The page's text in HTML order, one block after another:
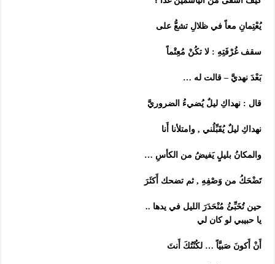
يُعْتِمانِ معاً في ظلالِ تشعُّ على
سقف غُرْفَتِهِ : لا تكُنْ مُعِتْماً
بَعْدَ نهديَّ – قالت له …
قال : نهداكِ ليلٌ يُضيءُ الضروريَّ
نهداكِ ليلٌ يُقَبِّلُني , وامتلأنا أَنا
والمكانُ بليلٍ يَفيضُ من الكأسِ …
تَضْحَكُ من وَصْفِهِ , ثم تضحك أَكثَرَ
حين تُخَبِّئُ مُنْحَدَرَ الليل في يدها ..
يا حبيبي لو كان لي
أَنْ أَكونَ صَبيَّاً … لكُنْتُكَ أَنتَ